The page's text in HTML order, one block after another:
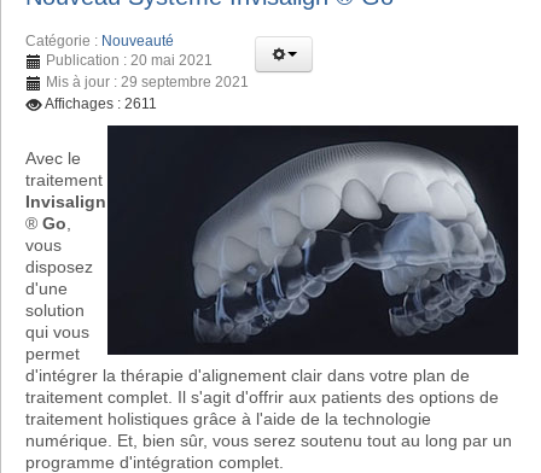
Catégorie : Nouveauté
Publication : 20 mai 2021
Mis à jour : 29 septembre 2021
Affichages : 2611
Avec le
traitement
Invisalign
® Go
vous
disposez
d'une
solution
qui vous
permet
d'intégrer la thérapie d'alignement clair dans votre plan de
traitement complet. Il s'agit d'offrir aux patients des options de
traitement holistiques grâce à l'aide de la technologie
numérique. Et, bien sûr, vous serez soutenu tout au long par un
programme d'intégration complet.